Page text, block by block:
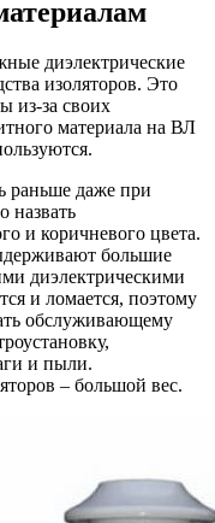
диэлектрические
изоляторов. Это
из-за своих
материала на ВЛ
раньше даже при
назвать
и коричневого цвета.
большие
диэлектрическими
и ломается, поэтому
обслуживающему
и пыли.
– большой вес.